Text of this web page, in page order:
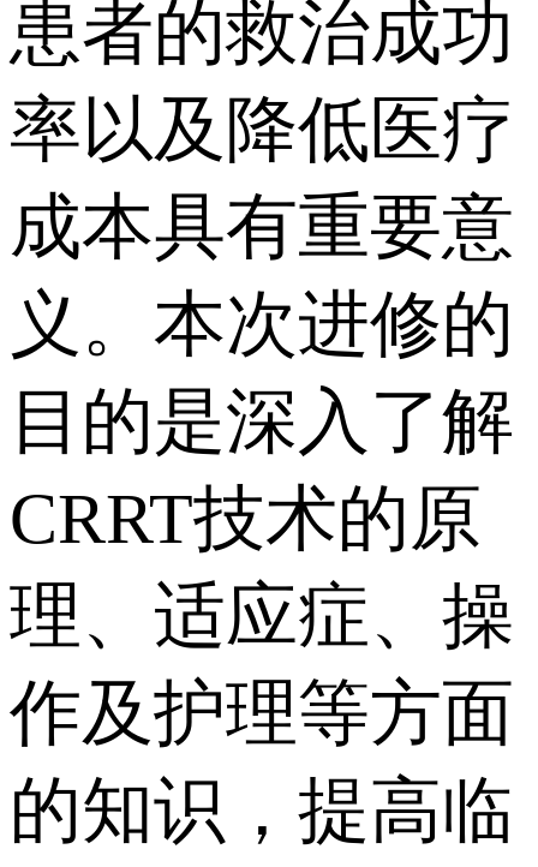
患者的救治成功
率以及降低医疗
成本具有重要意
义。本次进修的
目的是深入了解
CRRT技术的原
理、适应症、操
作及护理等方面
的知识，提高临